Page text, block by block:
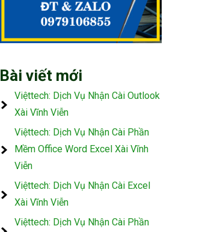
Bài viết mới
Việttech: Dịch Vụ Nhận Cài Outlook
Xài Vĩnh Viễn
Việttech: Dịch Vụ Nhận Cài Phần
Mềm Office Word Excel Xài Vĩnh
Viễn
Việttech: Dịch Vụ Nhận Cài Excel
Xài Vĩnh Viễn
Việttech: Dịch Vụ Nhận Cài Phần